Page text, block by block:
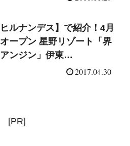
ヒルナンデス】で紹介！4月
オープン 星野リゾート「界
アンジン」伊東
2017.04.30
[PR]